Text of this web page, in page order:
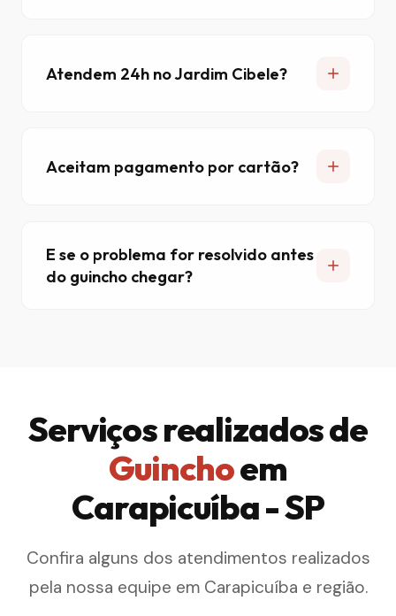
Atendem 24h no Jardim Cibele?
Aceitam pagamento por cartão?
E se o problema for resolvido antes
do guincho chegar?
Serviços realizados de
Guinchoem
Carapicuíba - SP
Confira alguns dos atendimentos realizados
pela nossa equipe em Carapicuíba e região.